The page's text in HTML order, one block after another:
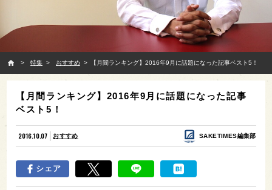
特集
おすすめ 【月間ランキング】2016年9月に話題になった記事ベスト5！
【月間ランキング】2016年9月に話題になった記事
ベスト5！
2016.10.07 おすすめ SAKETIMES編集部
シェア